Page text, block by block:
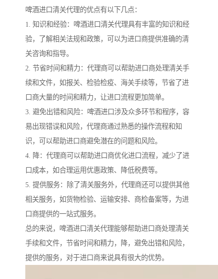
啤酒进口清关代理的优点有以下几点：
1. 知识和经验：啤酒进口清关代理具有丰富的知识和经
验，了解相关法规和政策，可以为进口商提供准确的清
关咨询和指导。
2. 节省时间和精力：代理商可以帮助进口商处理清关手
续和文件，如报关、检验检疫、海关手续等，节省了进
口商大量的时间和精力，让进口流程更加简单。
3. 避免出错和风险：啤酒进口涉及众多环节和程序，容
易出现错误和风险，代理商通过熟悉的操作流程和知
识，可以帮助进口商避免潜在的问题和风险。
4. 降：代理商可以帮助进口商优化进口流程，减少了进
口成本，如合理运用优惠政策、降低税费等。
5. 提供服务：除了清关服务外，代理商还可以提供其他
相关服务，如货物检验、运输安排、商检备案等，为进
口商提供的一站式服务。
总的来说，啤酒进口清关代理能够帮助进口商处理清关
手续和文件，节省时间和精力，降，避免出错和风险，
提供的服务，对于进口商来说具有很大的优势。